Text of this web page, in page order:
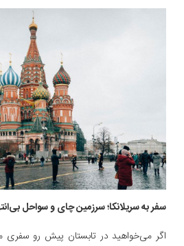
سفر به سریلانکا؛ سرزمین چای و سواحل
اگر می‌خواهید در تابستان پیش رو سفری